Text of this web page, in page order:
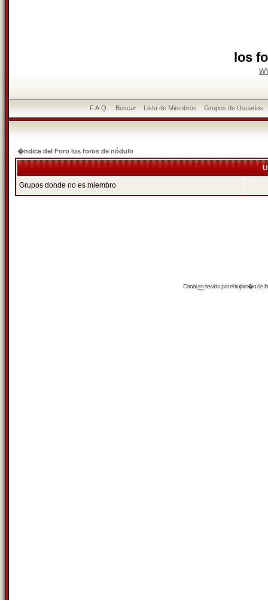
los
F.A.Q. Buscar Lista de Miembros Grupos de Usuarios
�ndice del Foro los foros de nódulo
Grupos donde no es miembro
Canalrssservido por eltrujam�nde